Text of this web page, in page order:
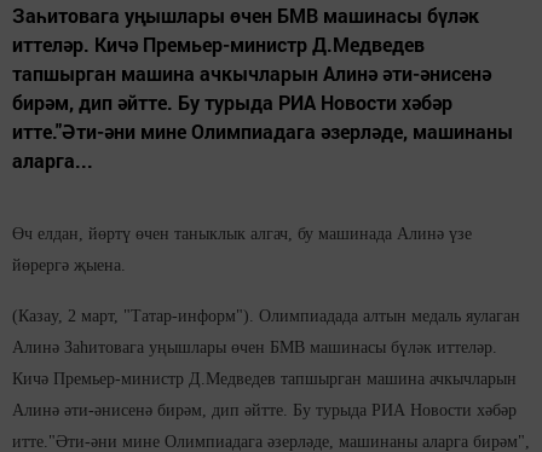
Заһитовага уңышлары өчен БМВ машинасы бүләк
иттеләр. Кичә Премьер-министр Д.Медведев
тапшырган машина ачкычларын Алинә әти-әнисенә
бирәм, дип әйтте. Бу турыда РИА Новости хәбәр
итте."Әти-әни мине Олимпиадага әзерләде, машинаны
аларга...
Өч елдан, йөртү өчен таныклык алгач, бу машинада Алинә үзе
йөрергә җыена.
(Казаy, 2 март, "Татар-информ"). Олимпиадада алтын медаль яулаган
Алинә Заһитовага уңышлары өчен БМВ машинасы бүләк иттеләр.
Кичә Премьер-министр Д.Медведев тапшырган машина ачкычларын
Алинә әти-әнисенә бирәм, дип әйтте. Бу турыда РИА Новости хәбәр
итте. "Әти-әни мине Олимпиадага әзерләде, машинаны аларга бирәм",